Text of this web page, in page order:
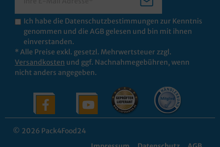
Ich habe die Datenschutzbestimmungen zur Kenntnis
genommen und die AGB gelesen und bin mit ihnen
einverstanden.
* Alle Preise exkl. gesetzl. Mehrwertsteuer zzgl.
Versandkosten und ggf. Nachnahmegebühren, wenn
nicht anders angegeben.
© 2026 Pack4Food24